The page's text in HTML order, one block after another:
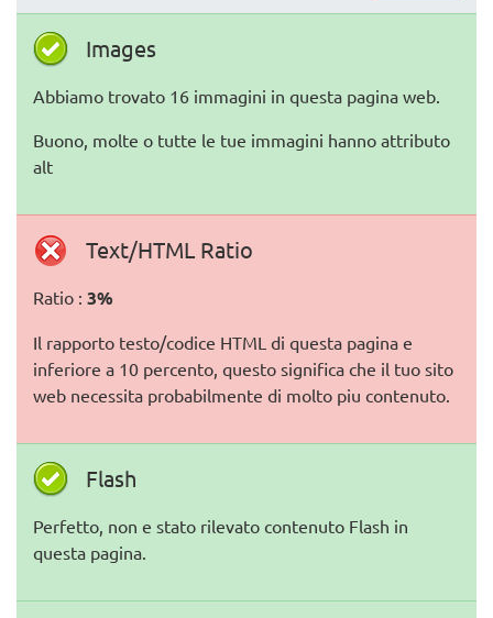
Images
Abbiamo trovato 16 immagini in questa pagina web.
Buono, molte o tutte le tue immagini hanno attributo
alt
Text/HTML Ratio
Ratio : 3%
Il rapporto testo/codice HTML di questa pagina e
inferiore a 10 percento, questo significa che il tuo sito
web necessita probabilmente di molto piu contenuto.
Flash
Perfetto, non e stato rilevato contenuto Flash in
questa pagina.